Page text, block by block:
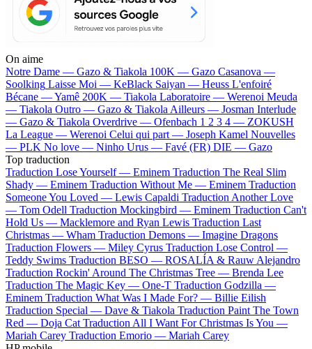
On aime
Notre Dame — Gazo & Tiakola 100K — Gazo Casanova —
Soolking Laisse Moi — KeBlack Saiyan — Heuss L'enfoiré
Bécane —Yamê 200K — Tiakola Laboratoire — Werenoi Meuda
— Tiakola Outro — Gazo & Tiakola Ailleurs — Josman Interlude
— Gazo & Tiakola Overdrive — Ofenbach 1 2 3 4 — ZOKUSH
La League — Werenoi Celui qui part — Joseph Kamel Nouvelles
— PLK No love — Ninho Urus — Favé (FR) DIE — Gazo
Top traduction
Traduction Lose Yourself — Eminem Traduction The Real Slim
Shady — Eminem Traduction Without Me — Eminem Traduction
Someone You Loved — Lewis Capaldi Traduction Another Love
— Tom Odell Traduction Mockingbird — Eminem Traduction Can't
Hold Us — Macklemore and Ryan Lewis Traduction Last
Christmas — Wham Traduction Demons — Imagine Dragons
Traduction Flowers — Miley Cyrus Traduction Lose Control —
Teddy Swims Traduction BESO — ROSALÍA & Rauw Alejandro
Traduction Rockin' Around The Christmas Tree — Brenda Lee
Traduction The Magic Key — One-T Traduction Godzilla —
Eminem Traduction What Was I Made For? — Billie Eilish
Traduction Special — Dave & Tiakola Traduction Paint The Town
Red — Doja Cat Traduction All I Want For Christmas Is You —
Mariah Carey Traduction Emorio — Mariah Carey